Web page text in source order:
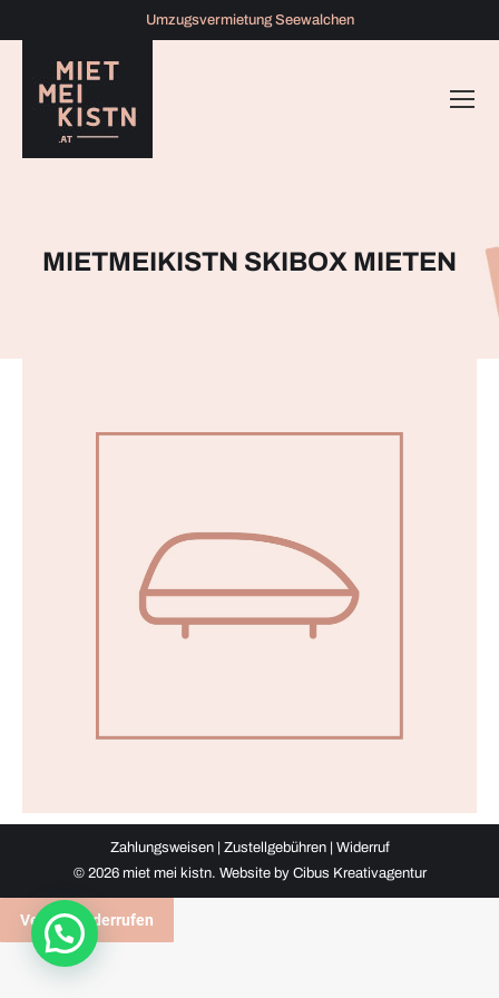
Umzugsvermietung Seewalchen
MIETMEIKISTN SKIBOX MIETEN
Zahlungsweisen| Zustellgebühren| Widerruf
© 2026 miet mei kistn. Website by Cibus Kreativagentur
Vertrag widerrufen